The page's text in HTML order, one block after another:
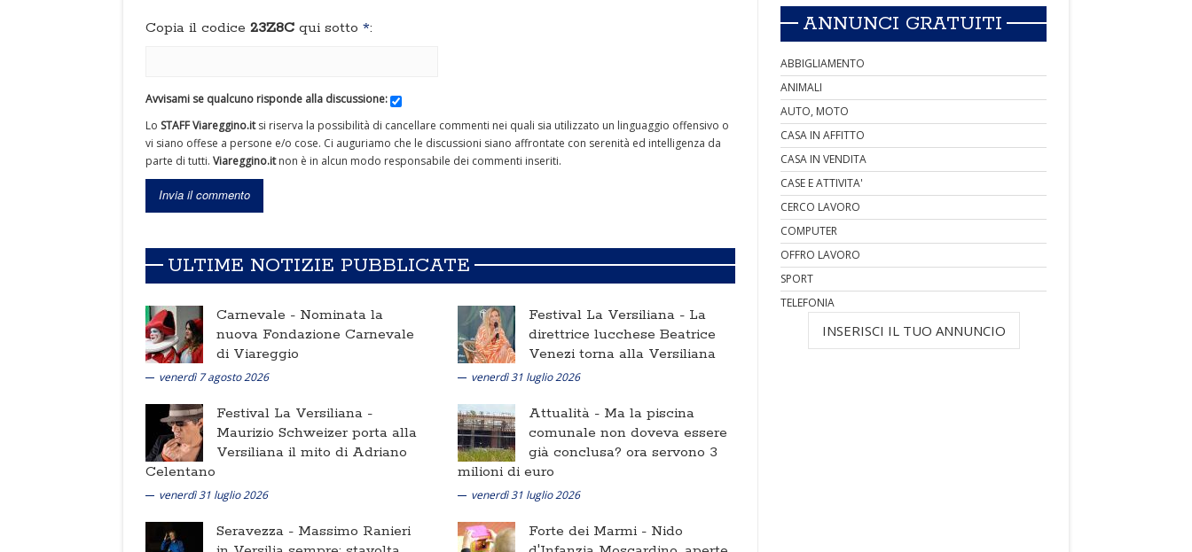
Copia il codice 23Z8C qui sotto *:
Avvisami se qualcuno risponde alla discussione:
Lo STAFF Viareggino.itsi riserva la possibilità di cancellare commenti nei quali sia utilizzato un linguaggio offensivo o
vi siano offese a persone e/o cose. Ci auguriamo che le discussioni siano affrontate con serenità ed intelligenza da
parte di tutti. Viareggino.itnon è in alcun modo responsabile dei commenti inseriti.
ULTIME NOTIZIE PUBBLICATE
Carnevale - Nominata la
nuova Fondazione Carnevale
di Viareggio
venerdì 7 agosto 2026
Festival La Versiliana - La
direttrice lucchese Beatrice
Venezi torna alla Versiliana
venerdì 31 luglio 2026
Festival La Versiliana -
Maurizio Schweizer porta alla
Versiliana il mito di Adriano
Celentano
venerdì 31 luglio 2026
Attualità - Ma la piscina
comunale non doveva essere
già conclusa? ora servono 3
milioni di euro
venerdì 31 luglio 2026
Seravezza - Massimo Ranieri
Forte dei Marmi - Nido
ANNUNCI GRATUITI
ABBIGLIAMENTO
ANIMALI
AUTO, MOTO
CASA IN AFFITTO
CASA IN VENDITA
CASE E ATTIVITA'
CERCO LAVORO
COMPUTER
OFFRO LAVORO
SPORT
TELEFONIA
INSERISCI IL TUO ANNUNCIO